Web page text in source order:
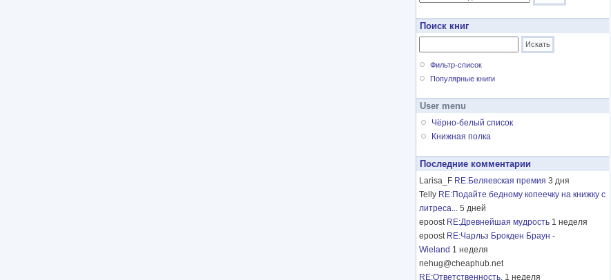
Поиск книг
Фильтр-список
Популярные книги
User menu
Чёрно-белый список
Книжная полка
Последние комментарии
Larisa_F RE:Беляевская премия 3 дня
Telly RE:Подайте бедному копеечку на книжку с
литреса... 5 дней
epoost RE:Древнейшая мудрость 1 неделя
epoost RE:Чарльз Брокден Браун -
Wieland 1 неделя
nehug@cheaphub.net
RE:Ответственность. 1 неделя